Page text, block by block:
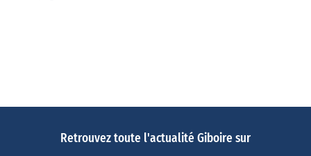
Retrouvez toute l'actualité Giboire sur